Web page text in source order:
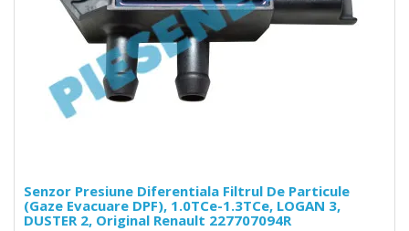
Senzor Presiune Diferentiala Filtrul De Particule
(Gaze Evacuare DPF), 1.0TCe-1.3TCe, LOGAN 3,
DUSTER 2, Original Renault 227707094R